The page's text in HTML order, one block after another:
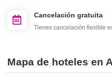
Cancelación gratuita
Tienes cancelación flexible
Mapa de hoteles en